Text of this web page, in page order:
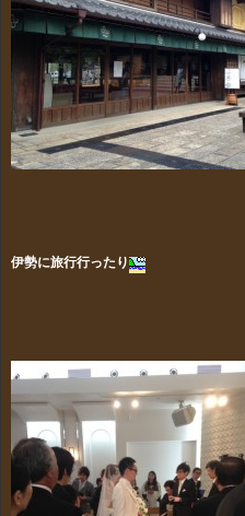
伊勢に旅行行ったり